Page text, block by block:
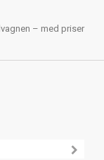
– med priser